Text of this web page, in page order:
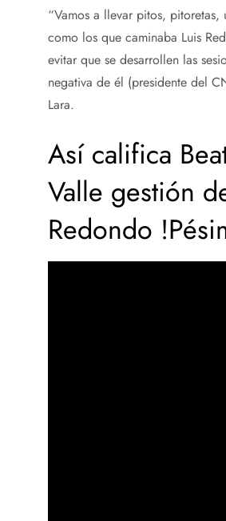
“Vamos a llevar pitos, pitoretas,
como los que caminaba Luis
evitar que se desarrollen las
negativa de él (presidente del
Lara.
Así califica
Valle gestión
Redondo